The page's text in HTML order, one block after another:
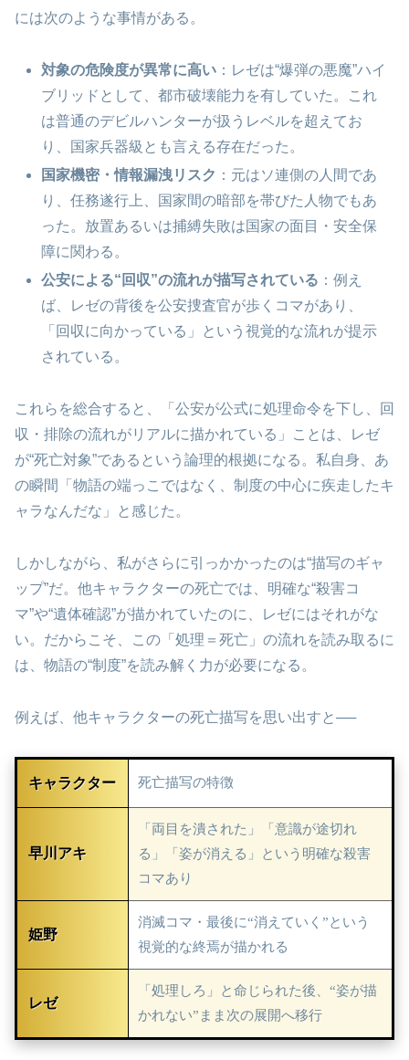
には次のような事情がある。
対象の危険度が異常に高い ：レゼは“爆弾の悪魔”ハイ
ブリッドとして、都市破壊能力を有していた。これ
は普通のデビルハンターが扱うレベルを超えてお
り、国家兵器級とも言える存在だった。
国家機密・情報漏洩リスク ：元はソ連側の人間であ
り、任務遂行上、国家間の暗部を帯びた人物でもあ
った。放置あるいは捕縛失敗は国家の面目・安全保
障に関わる。
公安による“回収”の流れが描写されている ：例え
ば、レゼの背後を公安捜査官が歩くコマがあり、
「回収に向かっている」という視覚的な流れが提示
されている。
これらを総合すると、「公安が公式に処理命令を下し、回
収・排除の流れがリアルに描かれている」ことは、レゼ
が“死亡対象”であるという論理的根拠になる。私自身、あ
の瞬間「物語の端っこではなく、制度の中心に疾走したキ
ャラなんだな」と感じた。
しかしながら、私がさらに引っかかったのは“描写のギャ
ップ”だ。他キャラクターの死亡では、明確な“殺害コ
マ”や“遺体確認”が描かれていたのに、レゼにはそれがな
い。だからこそ、この「処理＝死亡」の流れを読み取るに
は、物語の“制度”を読み解く力が必要になる。
例えば、他キャラクターの死亡描写を思い出すと──
キャラクター 死亡描写の特徴
早川アキ
「両目を潰された」「意識が途切れ
る」「姿が消える」という明確な殺害
コマあり
姫野
消滅コマ・最後に“消えていく”という
視覚的な終焉が描かれる
レゼ
「処理しろ」と命じられた後、“姿が描
かれない”まま次の展開へ移行